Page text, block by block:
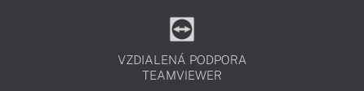
VZDIALENÁ PODPORA
TEAMVIEWER